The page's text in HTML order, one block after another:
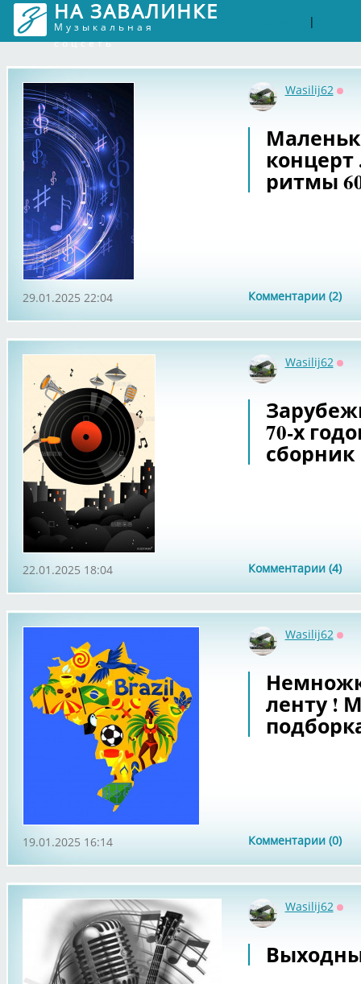
НА ЗАВАЛИНКЕ
Музыкальная
соцсеть
|
Wasilij62
ритмы
Комментарии (2)
29.01.2025 22:04
Wasilij62
70-х
сборник
Комментарии (4)
22.01.2025 18:04
Wasilij62
ленту !
Комментарии (0)
19.01.2025 16:14
Wasilij62